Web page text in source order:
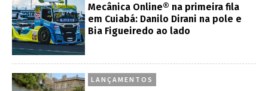
Mecânica Online® na primeira fila
em Cuiabá: Danilo Dirani na pole e
Bia Figueiredo ao lado
LANÇAMENTOS